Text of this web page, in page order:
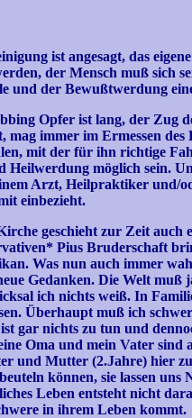
ist angesagt, das
der Mensch muß sich
und der Bewußtwerdung
Opfer ist lang, der Zug
mag immer im Ermessen
mit der für ihn richtige
möglich sein.
Arzt, Heilpraktiker und/
einbezieht.
geschieht zur Zeit auch
Pius Bruderschaft
Was nun auch immer
Gedanken. Die Welt
ich nichts weiß. In
Überhaupt muß ich
ist gar nichts zu tun und
Oma und mein Vater sind
und Mutter (2.Jahre) hier
können, sie lassen
Leben entsteht nicht
in ihrem Leben kommt.